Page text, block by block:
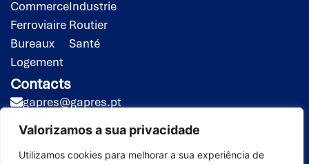
Valorizamos a sua privacidade
Utilizamos cookies para melhorar a sua experiência de
Commerce
Ferroviaire
Bureaux
Logement
Industrie
Routier
Santé
Contacts
gapres@gapres.pt
(351) 919 413 258**
*Appel vers le réseau fixe national